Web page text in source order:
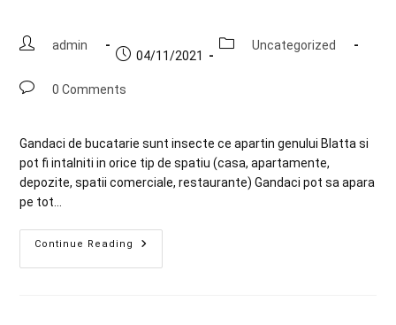
admin
04/11/2021
Uncategorized
0 Comments
Gandaci de bucatarie sunt insecte ce apartin genului Blatta si
pot fi intalniti in orice tip de spatiu (casa, apartamente,
depozite, spatii comerciale, restaurante) Gandaci pot sa apara
pe tot…
Continue Reading